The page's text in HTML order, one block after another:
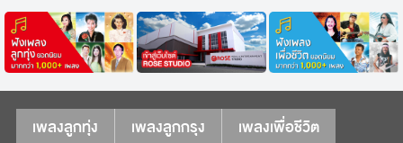
เพลงลูกทุ่ง เพลงลูกกรุง
เพลงเพื่อชีวิต